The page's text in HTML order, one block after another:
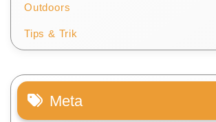
Outdoors
Tips & Trik
Meta